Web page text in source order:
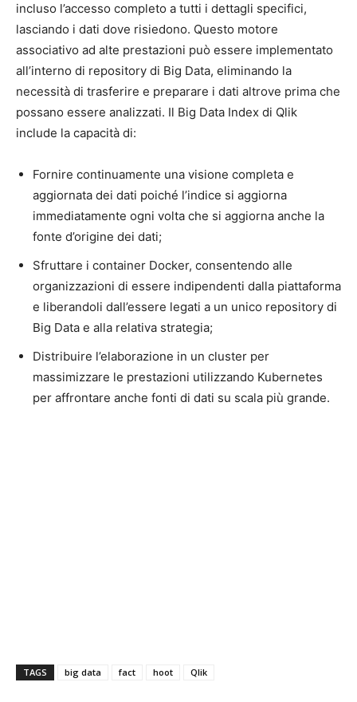
incluso l’accesso completo a tutti i dettagli specifici,
lasciando i dati dove risiedono. Questo motore
associativo ad alte prestazioni può essere implementato
all’interno di repository di Big Data, eliminando la
necessità di trasferire e preparare i dati altrove prima che
possano essere analizzati. Il Big Data Index di Qlik
include la capacità di:
Fornire continuamente una visione completa e
aggiornata dei dati poiché l’indice si aggiorna
immediatamente ogni volta che si aggiorna anche la
fonte d’origine dei dati;
Sfruttare i container Docker, consentendo alle
organizzazioni di essere indipendenti dalla piattaforma
e liberandoli dall’essere legati a un unico repository di
Big Data e alla relativa strategia;
Distribuire l’elaborazione in un cluster per
massimizzare le prestazioni utilizzando Kubernetes
per affrontare anche fonti di dati su scala più grande.
TAGS big data fact hoot Qlik